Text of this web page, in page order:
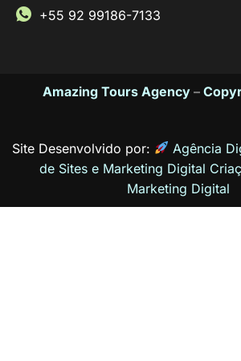
+55 92 99186-7133
Amazing Tours Agency–
Site Desenvolvido por:
Agência
de Sites e Marketing Digital
Marketing Digital